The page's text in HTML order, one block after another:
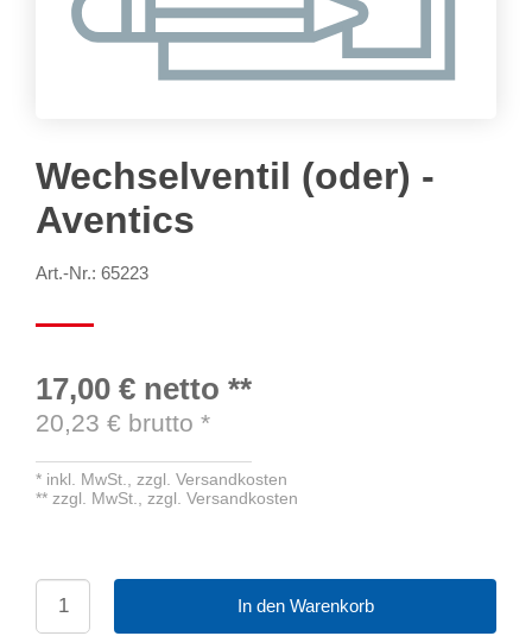
Wechselventil (oder) -
Aventics
Art.-Nr.: 65223
17,00 € netto **
20,23 € brutto *
* inkl. MwSt., zzgl. Versandkosten
** zzgl. MwSt., zzgl. Versandkosten
In den Warenkorb